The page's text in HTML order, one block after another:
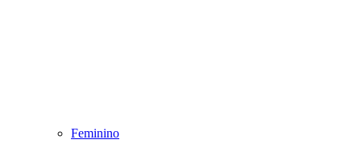
Feminino